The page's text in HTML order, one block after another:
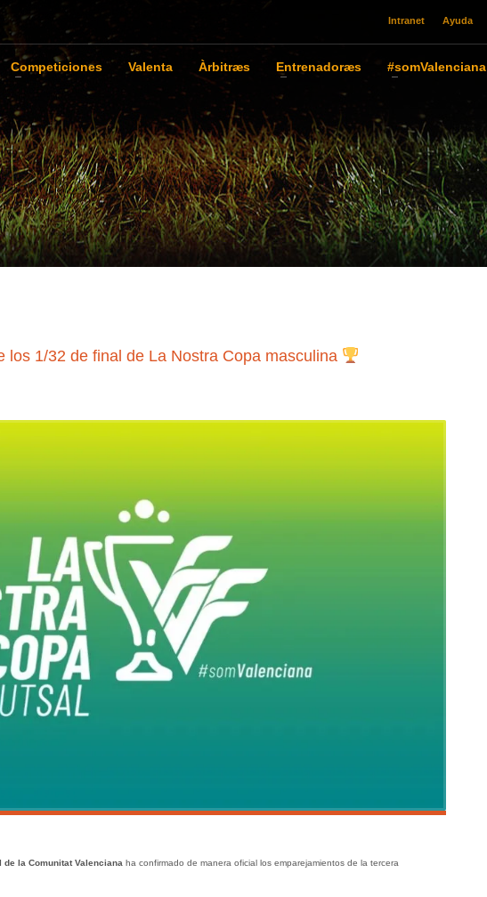
Intranet Ayuda
Competiciones Valenta Àrbitræs Entrenadoræs #somValenciana
los 1/32 de final de La Nostra Copa masculina
de la Comunitat Valenciana ha confirmado de manera oficial los emparejamientos de la tercera